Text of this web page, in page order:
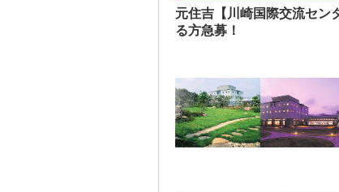
元住吉【川崎国際交流セン
る方急募！